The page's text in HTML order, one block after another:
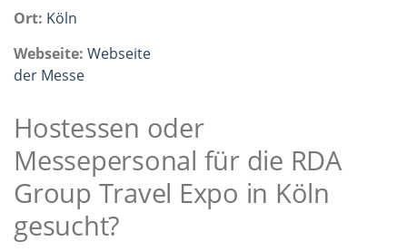
Ort: Köln
Webseite: Webseite
der Messe
Hostessen oder
Messepersonal für die RDA
Group Travel Expo in Köln
gesucht?